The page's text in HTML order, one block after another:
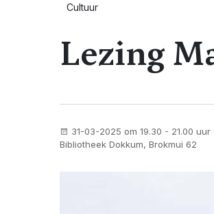
Cultuur
Lezing
31-03-2025 om 19.30 - 21.00 uur
Bibliotheek Dokkum, Brokmui 62